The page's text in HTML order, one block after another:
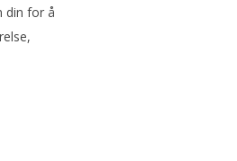
din for å